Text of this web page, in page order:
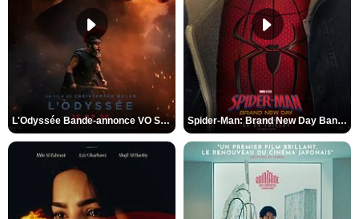
L'Odyssée Bande-annonce VO STFR Spider-Man: Brand New Day Bande-annonce VO STFR